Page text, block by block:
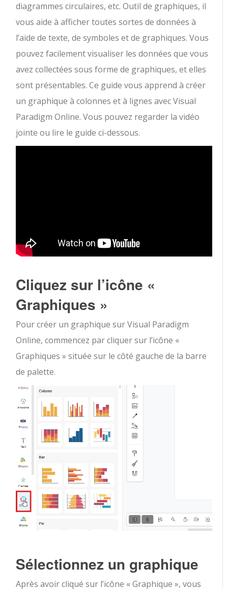
diagrammes circulaires, etc. Outil de graphiques, il
vous aide à afficher toutes sortes de données à
l’aide de texte, de symboles et de graphiques. Vous
pouvez facilement visualiser les données que vous
avez collectées sous forme de graphiques, et elles
sont présentables. Ce guide vous apprend à créer
un graphique à colonnes et à lignes avec Visual
Paradigm Online. Vous pouvez regarder la vidéo
jointe ou lire le guide ci-dessous.
Cliquez sur l’icône «
Graphiques »
Pour créer un graphique sur Visual Paradigm
Online, commencez par cliquer sur l’icône «
Graphiques » située sur le côté gauche de la barre
de palette.
Sélectionnez un graphique
Après avoir cliqué sur l’icône « Graphique », vous